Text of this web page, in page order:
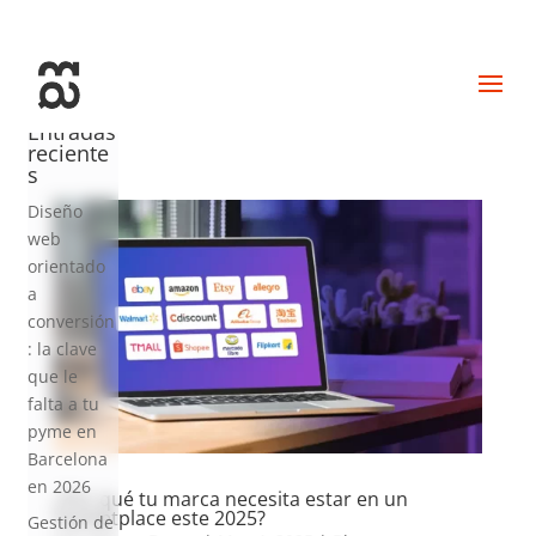
¿Por qué tu marca necesita estar en un
marketplace este 2025?
Entradas
reciente
s
Diseño
web
orientado
a
conversión
: la clave
que le
falta a tu
pyme en
Barcelona
en 2026
Gestión de